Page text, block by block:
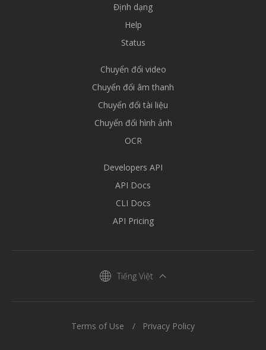
Định dạng
Help
Status
Chuyển đổi video
Chuyển đổi âm thanh
Chuyển đổi tài liệu
Chuyển đổi hình ảnh
OCR
Developers API
API Docs
CLI Docs
API Pricing
Tiếng Việt
Terms of Use Privacy Policy